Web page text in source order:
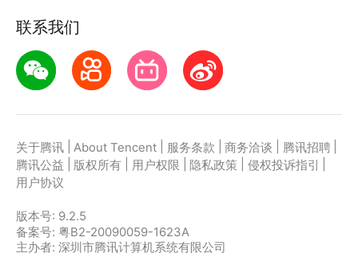
联系我们
关于腾讯 About Tencent 服务条款 商务洽谈 腾讯招聘
腾讯公益
版权所有 用户权限 隐私政策 侵权投诉指引
用户协议
版本号: 9.2.5
备案号: 粤B2-20090059-1623A
主办者: 深圳市腾讯计算机系统有限公司